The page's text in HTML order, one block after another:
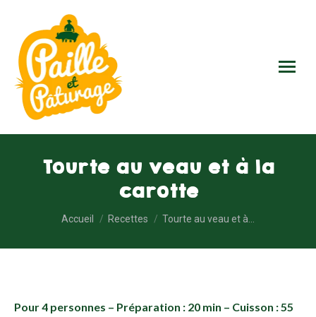
Tourte au veau et à la
carotte
Vous êtes ici :
Accueil Recettes Tourte au veau et à…
Pour 4 personnes – Préparation : 20 min – Cuisson : 55